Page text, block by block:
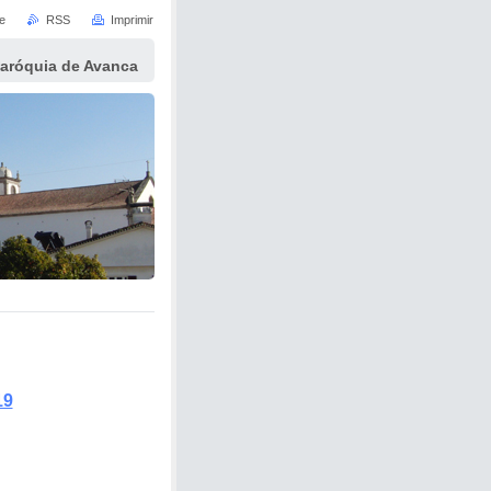
de Avanca
RSS Imprimir